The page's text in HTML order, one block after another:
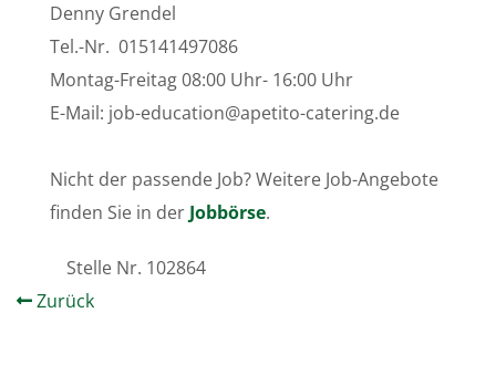
Denny Grendel
Tel.-Nr. 015141497086
Montag-Freitag 08:00 Uhr- 16:00 Uhr
E-Mail: job-education@apetito-catering.de
Nicht der passende Job? Weitere Job-Angebote
finden Sie in der Jobbörse.
Stelle Nr. 102864
Zurück